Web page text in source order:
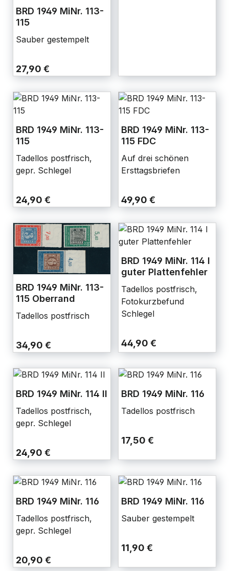
BRD 1949 MiNr. 113-
115
Sauber gestempelt
27,90 €
BRD 1949 MiNr. 113-
115
Tadellos postfrisch,
gepr. Schlegel
24,90 €
BRD 1949 MiNr. 113-
115 FDC
Auf drei schönen
Ersttagsbriefen
49,90 €
BRD 1949 MiNr. 113-
115 Oberrand
Tadellos postfrisch
34,90 €
BRD 1949 MiNr. 114 I
guter Plattenfehler
Tadellos postfrisch,
Fotokurzbefund
Schlegel
44,90 €
BRD 1949 MiNr. 114 II
Tadellos postfrisch,
gepr. Schlegel
24,90 €
BRD 1949 MiNr. 116
Tadellos postfrisch
17,50 €
BRD 1949 MiNr. 116
Tadellos postfrisch,
gepr. Schlegel
20,90 €
BRD 1949 MiNr. 116
Sauber gestempelt
11,90 €